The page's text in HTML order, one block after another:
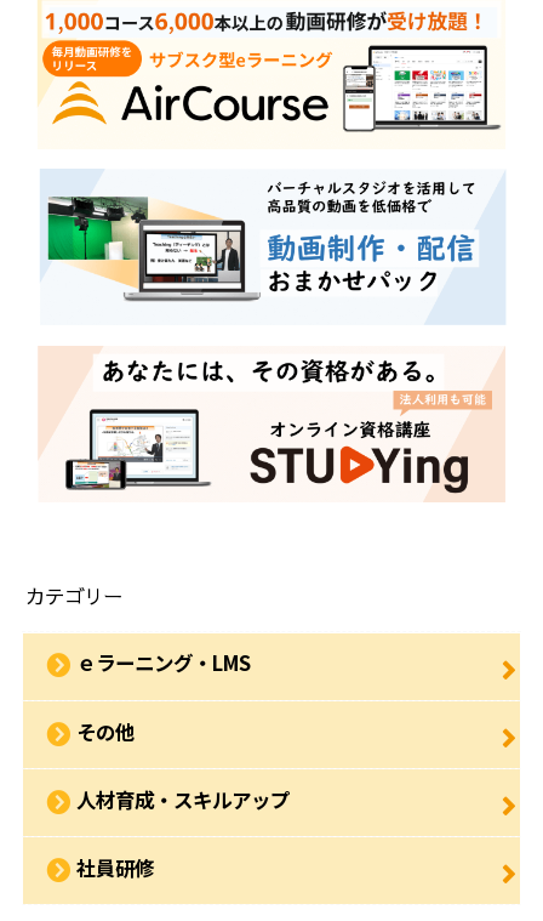
カテゴリー
ｅラーニング・LMS
その他
人材育成・スキルアップ
社員研修